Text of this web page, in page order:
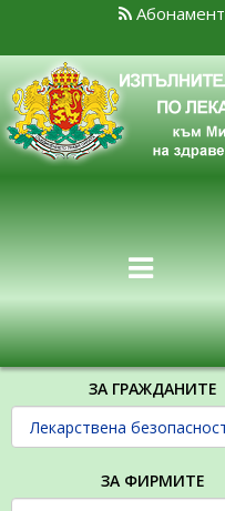
Абонамент
ЗА ГРАЖДАНИТЕ
ЗА ФИРМИТЕ